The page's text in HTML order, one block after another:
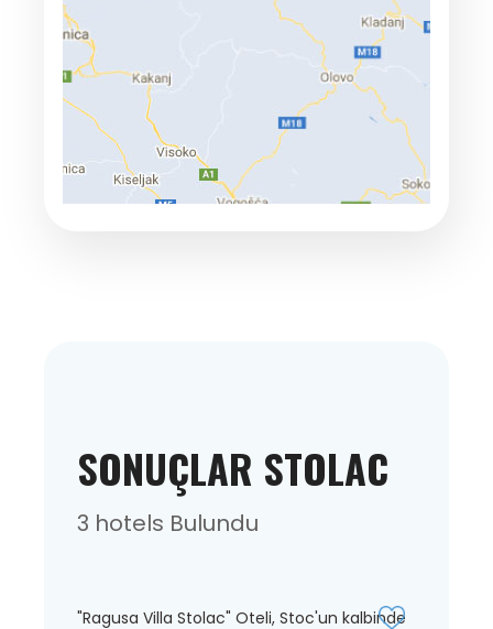
SONUÇLAR STOLAC
3 hotels Bulundu
"Ragusa Villa Stolac" Oteli, Stoc'un kalbinde